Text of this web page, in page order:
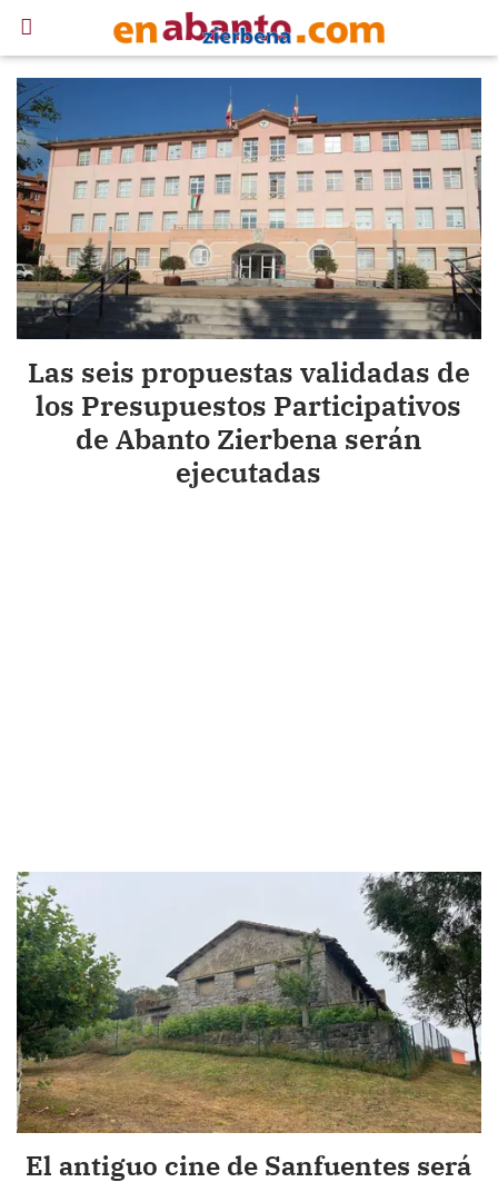
Las seis propuestas validadas de
los Presupuestos Participativos
de Abanto Zierbena serán
ejecutadas
El antiguo cine de Sanfuentes será